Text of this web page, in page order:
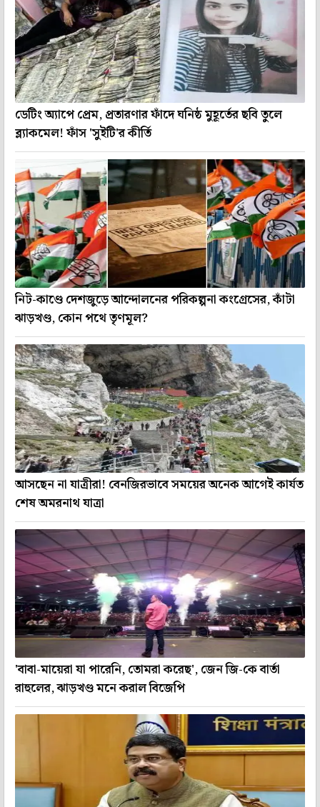
ডেটিং অ্যাপে প্রেম, প্রতারণার ফাঁদে ঘনিষ্ঠ মুহূর্তের ছবি তুলে
ব্ল্যাকমেল! ফাঁস 'সুইটি'র কীর্তি
নিট-কাণ্ডে দেশজুড়ে আন্দোলনের পরিকল্পনা কংগ্রেসের, কাঁটা
ঝাড়খণ্ড, কোন পথে তৃণমূল?
আসছেন না যাত্রীরা! বেনজিরভাবে সময়ের অনেক আগেই কার্যত
শেষ অমরনাথ যাত্রা
'বাবা-মায়েরা যা পারেনি, তোমরা করেছ', জেন জি-কে বার্তা
রাহুলের, ঝাড়খণ্ড মনে করাল বিজেপি